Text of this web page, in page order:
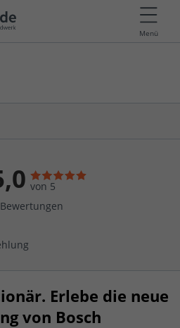
Menü
von 5
Bewertungen
Erlebe die neue
von Bosch